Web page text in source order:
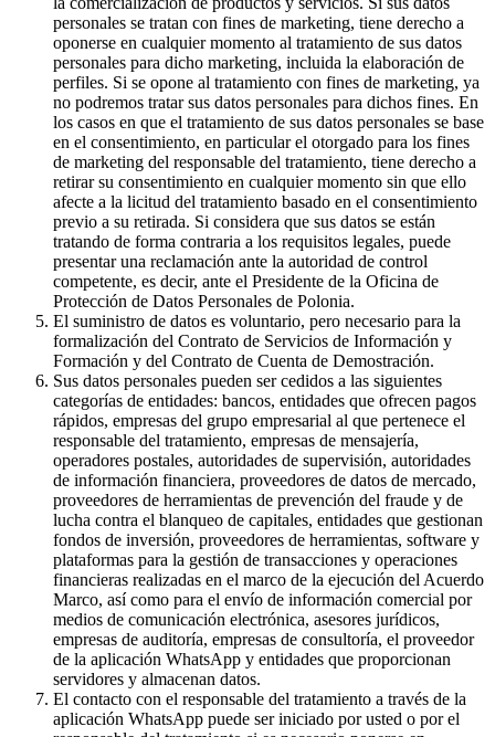
personales se tratan con fines de marketing, tiene derecho a
oponerse en cualquier momento al tratamiento de sus datos
personales para dicho marketing, incluida la elaboración de
perfiles. Si se opone al tratamiento con fines de marketing, ya
no podremos tratar sus datos personales para dichos fines. En
los casos en que el tratamiento de sus datos personales se base
en el consentimiento, en particular el otorgado para los fines
de marketing del responsable del tratamiento, tiene derecho a
retirar su consentimiento en cualquier momento sin que ello
afecte a la licitud del tratamiento basado en el consentimiento
previo a su retirada. Si considera que sus datos se están
tratando de forma contraria a los requisitos legales, puede
presentar una reclamación ante la autoridad de control
competente, es decir, ante el Presidente de la Oficina de
Protección de Datos Personales de Polonia.
El suministro de datos es voluntario, pero necesario para la
formalización del Contrato de Servicios de Información y
Formación y del Contrato de Cuenta de Demostración.
Sus datos personales pueden ser cedidos a las siguientes
categorías de entidades: bancos, entidades que ofrecen pagos
rápidos, empresas del grupo empresarial al que pertenece el
responsable del tratamiento, empresas de mensajería,
operadores postales, autoridades de supervisión, autoridades
de información financiera, proveedores de datos de mercado,
proveedores de herramientas de prevención del fraude y de
lucha contra el blanqueo de capitales, entidades que gestionan
fondos de inversión, proveedores de herramientas, software y
plataformas para la gestión de transacciones y operaciones
financieras realizadas en el marco de la ejecución del Acuerdo
Marco, así como para el envío de información comercial por
medios de comunicación electrónica, asesores jurídicos,
empresas de auditoría, empresas de consultoría, el proveedor
de la aplicación WhatsApp y entidades que proporcionan
servidores y almacenan datos.
El contacto con el responsable del tratamiento a través de la
aplicación WhatsApp puede ser iniciado por usted o por el